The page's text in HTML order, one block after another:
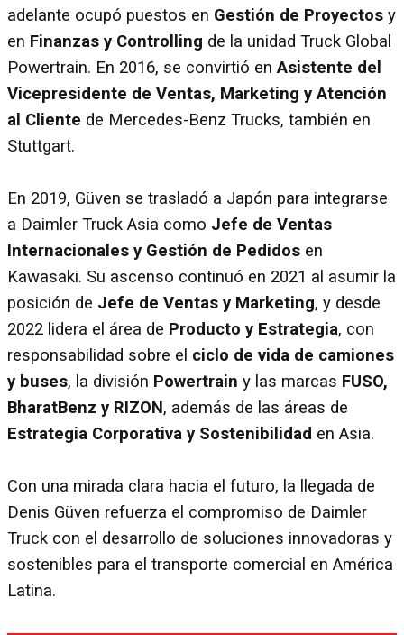
adelante ocupó puestos en Gestión de Proyectos y
en Finanzas y Controlling de la unidad Truck Global
Powertrain. En 2016, se convirtió enAsistente del
Vicepresidente de Ventas, Marketing y Atención
al Cliente de Mercedes-Benz Trucks, también en
Stuttgart.
En 2019, Güven se trasladó a Japón para integrarse
a Daimler Truck Asia como Jefe de Ventas
Internacionales y Gestión de Pedidos en
Kawasaki. Su ascenso continuó en 2021 al asumir la
posición de Jefe de Ventas y Marketing, y desde
2022 lidera el área de Producto y Estrategia, con
responsabilidad sobre el ciclo de vida de camiones
y buses, la división Powertrain y las marcas FUSO,
BharatBenz y RIZON, además de las áreas de
Estrategia Corporativa y Sostenibilidad en Asia.
Con una mirada clara hacia el futuro, la llegada de
Denis Güven refuerza el compromiso de Daimler
Truck con el desarrollo de soluciones innovadoras y
sostenibles para el transporte comercial en América
Latina.